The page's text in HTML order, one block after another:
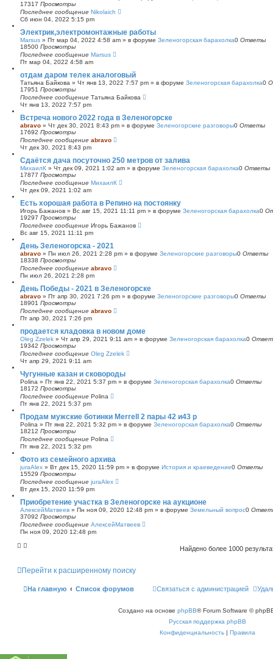
17317 Просмотры
Последнее сообщение Nikolaich
Сб июн 04, 2022 5:15 pm
Электрик,электромонтажные работы
Marsus » Пт мар 04, 2022 4:58 am » в форуме Зеленогорская барахолка0 Ответы
18500 Просмотры
Последнее сообщение Marsus
Пт мар 04, 2022 4:58 am
отдам даром телек аналоговый
Татьяна Байкова » Чт янв 13, 2022 7:57 pm » в форуме Зеленогорская барахолка0
17951 Просмотры
Последнее сообщение Татьяна Байкова
Чт янв 13, 2022 7:57 pm
Встреча нового 2022 года в Зеленогорске
abravo » Чт дек 30, 2021 8:43 pm » в форуме Зеленогорские разговоры0 Ответы
17692 Просмотры
Последнее сообщение abravo
Чт дек 30, 2021 8:43 pm
Сдаётся дача посуточно 250 метров от залива
МихаилК » Чт дек 09, 2021 1:02 am » в форуме Зеленогорская барахолка0 Ответы
17877 Просмотры
Последнее сообщение МихаилК
Чт дек 09, 2021 1:02 am
Есть хорошая работа в Репино на постоянку
Игорь Бажанов » Вс авг 15, 2021 11:11 pm » в форуме Зеленогорская барахолка0
19297 Просмотры
Последнее сообщение Игорь Бажанов
Вс авг 15, 2021 11:11 pm
День Зеленогорска - 2021
abravo » Пн июл 26, 2021 2:28 pm » в форуме Зеленогорские разговоры0 Ответы
18338 Просмотры
Последнее сообщение abravo
Пн июл 26, 2021 2:28 pm
День Победы - 2021 в Зеленогорске
abravo » Пт апр 30, 2021 7:26 pm » в форуме Зеленогорские разговоры0 Ответы
18901 Просмотры
Последнее сообщение abravo
Пт апр 30, 2021 7:26 pm
продается кладовка в новом доме
Oleg Zzelek » Чт апр 29, 2021 9:11 am » в форуме Зеленогорская барахолка0
19342 Просмотры
Последнее сообщение Oleg Zzelek
Чт апр 29, 2021 9:11 am
Чугунные казан и сковороды
Polina » Пт янв 22, 2021 5:37 pm » в форуме Зеленогорская барахолка0 Ответы
18172 Просмотры
Последнее сообщение Polina
Пт янв 22, 2021 5:37 pm
Продам мужские ботинки Merrell 2 пары 42 и43 р
Polina » Пт янв 22, 2021 5:32 pm » в форуме Зеленогорская барахолка0 Ответы
18212 Просмотры
Последнее сообщение Polina
Пт янв 22, 2021 5:32 pm
Фото из семейного архива
juraAlex » Вт дек 15, 2020 11:59 pm » в форуме История и краеведение0 Ответы
15529 Просмотры
Последнее сообщение juraAlex
Вт дек 15, 2020 11:59 pm
Приобретение участка в Зеленогорске на аукционе
АлексейМатвеев » Пн ноя 09, 2020 12:48 pm » в форуме Земельный вопрос0
37092 Просмотры
Последнее сообщение АлексейМатвеев
Пн ноя 09, 2020 12:48 pm
Найдено более 1000
Перейти к расширенному поиску
На главную Список форумов Связаться с администрацией
Создано на основе phpBB® Forum Software ©
Русская поддержка phpBB
Конфиденциальность | Правила